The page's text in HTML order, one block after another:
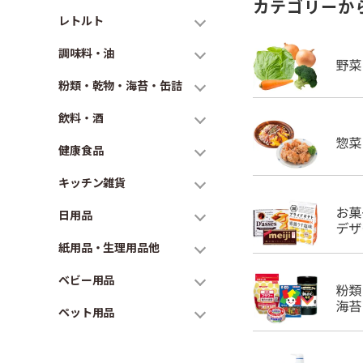
レトルト
調味料・油
粉類・乾物・海苔・缶詰
飲料・酒
健康食品
キッチン雑貨
日用品
紙用品・生理用品他
ベビー用品
ペット用品
カテゴリーか